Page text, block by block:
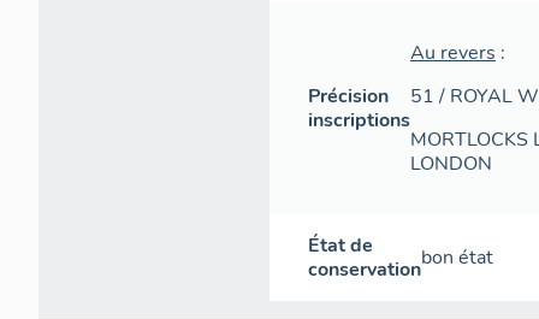
Précision
inscriptions
Au revers :
51 / ROYAL
MORTLOCKS
LONDON
État de
conservationbon état